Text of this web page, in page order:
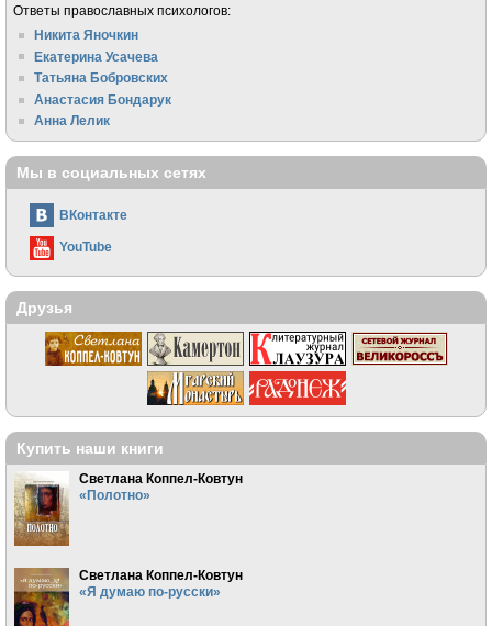
Ответы православных психологов:
Никита Яночкин
Екатерина Усачева
Татьяна Бобровских
Анастасия Бондарук
Анна Лелик
Мы в социальных сетях
ВКонтакте
YouTube
Друзья
Купить наши книги
Светлана Коппел-Ковтун
«Полотно»
Светлана Коппел-Ковтун
«Я думаю по-русски»